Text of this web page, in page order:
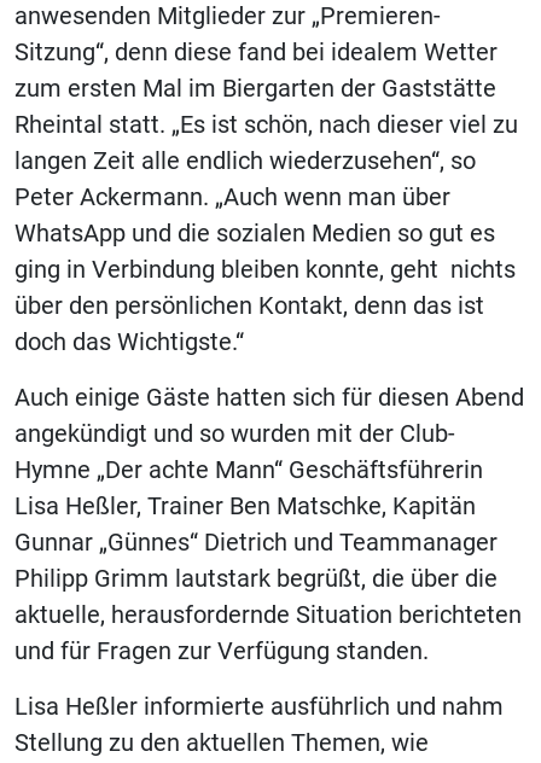
anwesenden Mitglieder zur „Premieren-
Sitzung“, denn diese fand bei idealem Wetter
zum ersten Mal im Biergarten der Gaststätte
Rheintal statt. „Es ist schön, nach dieser viel zu
langen Zeit alle endlich wiederzusehen“, so
Peter Ackermann. „Auch wenn man über
WhatsApp und die sozialen Medien so gut es
ging in Verbindung bleiben konnte, geht nichts
über den persönlichen Kontakt, denn das ist
doch das Wichtigste.“
Auch einige Gäste hatten sich für diesen Abend
angekündigt und so wurden mit der Club-
Hymne „Der achte Mann“ Geschäftsführerin
Lisa Heßler, Trainer Ben Matschke, Kapitän
Gunnar „Günnes“ Dietrich und Teammanager
Philipp Grimm lautstark begrüßt, die über die
aktuelle, herausfordernde Situation berichteten
und für Fragen zur Verfügung standen.
Lisa Heßler informierte ausführlich und nahm
Stellung zu den aktuellen Themen, wie